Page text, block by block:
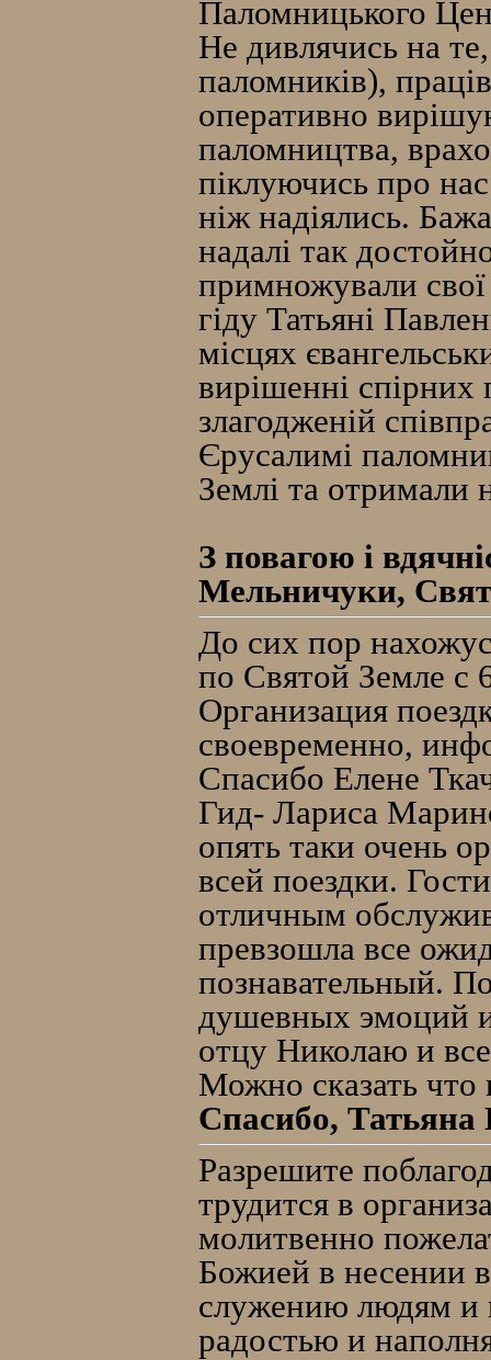
Паломницького
Не дивлячись на
паломників),
оперативно
паломництва,
піклуючись про
ніж надіялись.
надалі так
примножували
гіду Татьяні
місцях
вирішенні спірних
злагодженій
Єрусалимі
Землі та отримали
З повагою і
Мельничуки,
До сих пор
по Святой Земле с
Организация
своевременно,
Спасибо Елене
Гид- Лариса
опять таки очень
всей поездки.
отличным
превзошла все
познавательный.
душевных эмоций
отцу Николаю и
Можно сказать что
Спасибо, Татьяна
Разрешите
трудится в
молитвенно
Божией в несении
служению людям и
радостью и